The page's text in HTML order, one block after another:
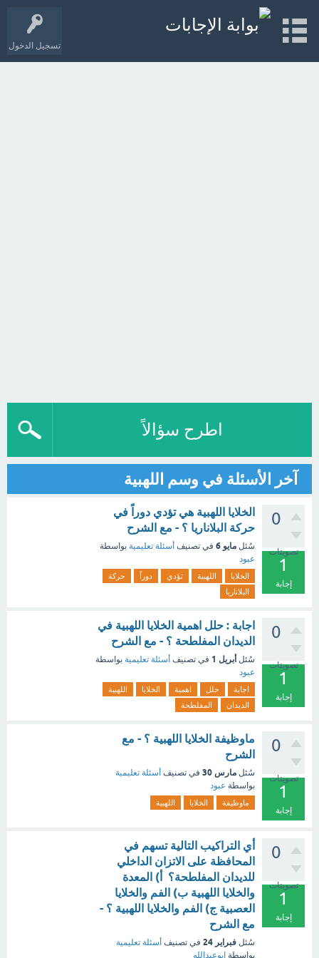
تسجيل الدخول
اطرح سؤالاً
آخر الأسئلة في وسم اللهبية
0
تصويتات
1
إجابة
الخلايا اللهبية هي تؤدي دوراً في
حركة البلاناريا ؟ - مع الشرح
سُئل مايو 6 في تصنيف أسئلة تعليمية بواسطة
عبود
الخلايا اللهبية تؤدي دوراً
حركة
البلاناريا
0
تصويتات
1
إجابة
اجابة : حلل اهمية الخلايا اللهبية في
الديدان المفلطحة ؟ - مع الشرح
سُئل أبريل 1 في تصنيف أسئلة تعليمية بواسطة
عبود
اجابة حلل اهمية الخلايا
اللهبية
الديدان
المفلطحة
0
تصويتات
1
إجابة
ماوظيفة الخلايا اللهبية ؟ - مع
الشرح
سُئل مارس 30 في تصنيف أسئلة تعليمية
بواسطة عبود
ماوظيفة الخلايا اللهبية
0
تصويتات
1
إجابة
أي التراكيب التالية تسهم في
المحافظة على الاتزان الداخلي
للديدان المفلطحة؟ أ) المعدة
والخلايا اللهبية ب) الفم والخلايا
العصبية ج) الفم والخلايا اللهبية ؟ -
مع الشرح
سُئل فبراير 24 في تصنيف أسئلة تعليمية
بواسطة ابوعبدالله